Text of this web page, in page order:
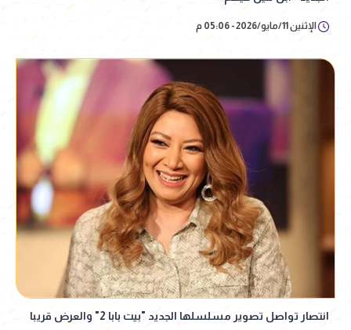
الإثنين 11/مايو/2026 - 05:06 م
انتصار تواصل تصوير مسلسلها الجديد "بيت بابا 2" والعرض قريبا